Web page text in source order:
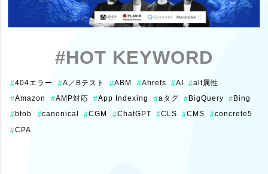
#HOT KEYWORD
#404エラー #A／Bテスト #ABM #Ahrefs #AI #alt属性
#Amazon #AMP対応 #App Indexing #aタグ # BigQuery # Bing
#btob #canonical #CGM #ChatGPT #CLS #CMS #concrete5
#CPA